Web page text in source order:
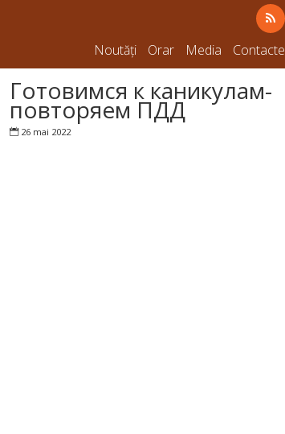
Noutăți Orar Media Contacte
Готовимся к каникулам-
повторяем ПДД
26 mai 2022